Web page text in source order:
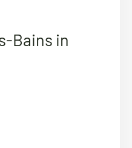
Bains in